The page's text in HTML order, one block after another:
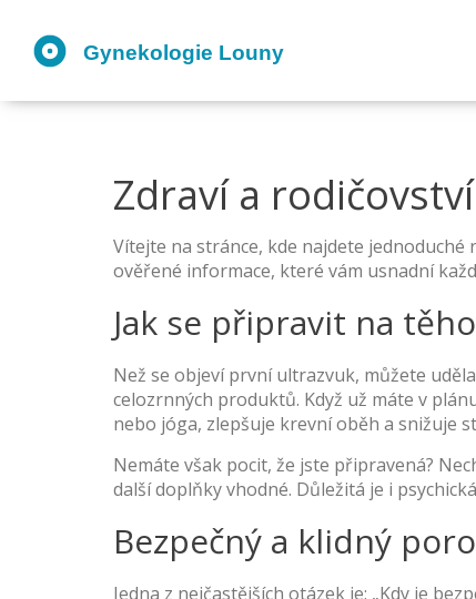
Zdraví a
Vítejte na stránce, kde najdete
ověřené informace, které vám usnadní
Jak se připravit na
Než se objeví první ultrazvuk, můžete
celozrnných produktů. Když už máte v
nebo jóga, zlepšuje krevní oběh a snižuje
Nemáte však pocit, že jste připravená?
další doplňky vhodné. Důležitá je i
Bezpečný a klidný
Jedna z nejčastějších otázek je: „Kdy je